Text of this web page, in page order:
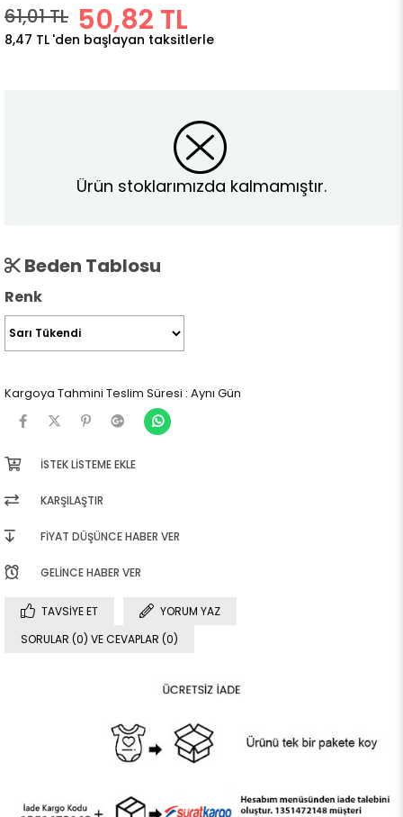
61,01 TL 50,82 TL
8,47 TL 'den başlayan taksitlerle
Ürün stoklarımızda kalmamıştır.
Beden Tablosu
Renk
Kargoya Tahmini Teslim Süresi : Aynı Gün
İSTEK LISTEME EKLE
KARŞILAŞTIR
FIYAT DÜŞÜNCE HABER VER
GELINCE HABER VER
TAVSIYE ET
YORUM YAZ
SORULAR (0) VE CEVAPLAR (0)